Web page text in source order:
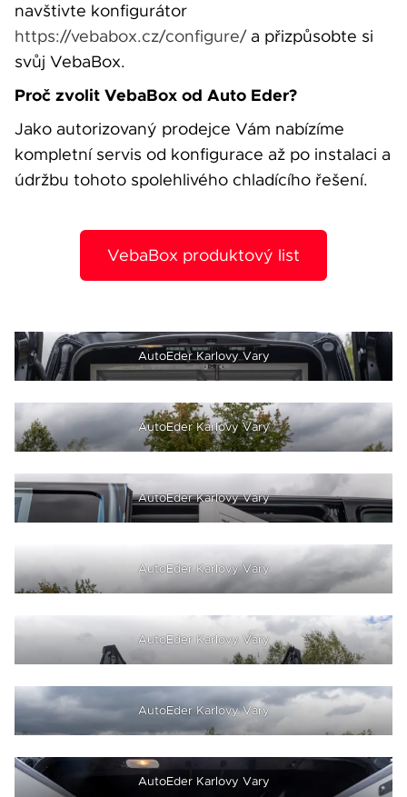
navštivte konfigurátor
https://vebabox.cz/configure/a přizpůsobte si
svůj VebaBox.
Proč zvolit VebaBox od Auto Eder?
Jako autorizovaný prodejce Vám nabízíme
kompletní servis od konfigurace až po instalaci a
údržbu tohoto spolehlivého chladícího řešení.
VebaBox produktový list
AutoEder Karlovy Vary
AutoEder Karlovy Vary
AutoEder Karlovy Vary
AutoEder Karlovy Vary
AutoEder Karlovy Vary
AutoEder Karlovy Vary
AutoEder Karlovy Vary